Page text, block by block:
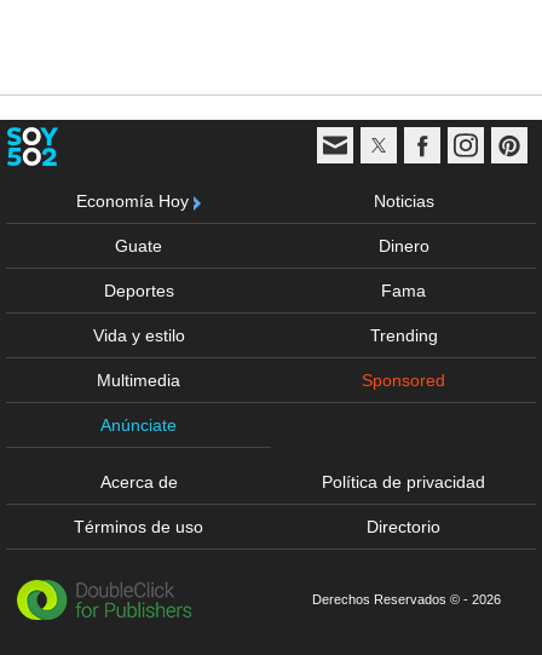
Economía Hoy Noticias
Guate Dinero
Deportes Fama
Vida y estilo Trending
Multimedia Sponsored
Anúnciate
Acerca de Política de privacidad
Términos de uso Directorio
Derechos Reservados © - 2026